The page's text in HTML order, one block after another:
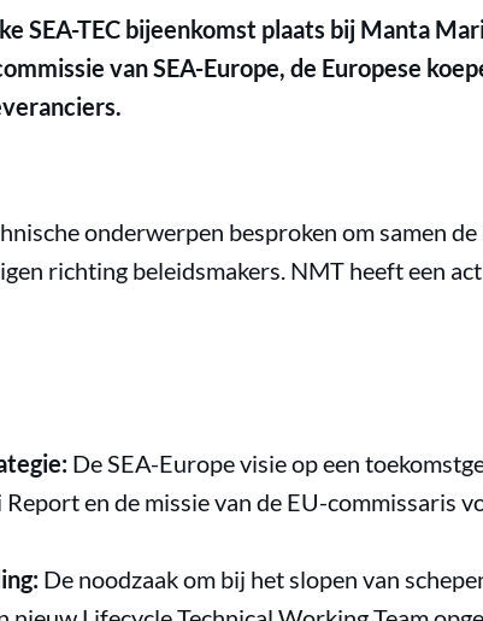
SEA-TEC bijeenkomst plaats bij Manta
van SEA-Europe, de Europese
onderwerpen besproken om samen de
richting beleidsmakers. NMT heeft een
De SEA-Europe visie op een
en de missie van de EU-commissaris
De noodzaak om bij het slopen van